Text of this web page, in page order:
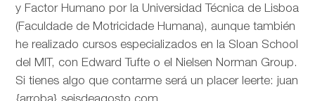
y Factor Humano por la Universidad Técnica de Lisboa
(Faculdade de Motricidade Humana), aunque también
he realizado cursos especializados en la Sloan School
del MIT, con Edward Tufte o el Nielsen Norman Group.
Si tienes algo que contarme será un placer leerte: juan